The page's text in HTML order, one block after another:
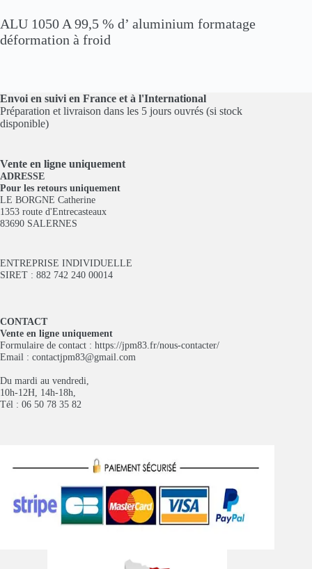
ALU 1050 A 99,5 % d’ aluminium formatage
déformation à froid
Envoi en suivi en France et à l'International
Préparation et livraison dans les 5 jours ouvrés (si stock
disponible)
Vente en ligne uniquement
ADRESSE
Pour les retours uniquement
LE BORGNE Catherine
1353 route d'Entrecasteaux
83690 SALERNES
ENTREPRISE INDIVIDUELLE
SIRET : 882 742 240 00014
CONTACT
Vente en ligne uniquement
Formulaire de contact : https://jpm83.fr/nous-contacter/
Email : contactjpm83@gmail.com
Du mardi au vendredi,
10h-12H, 14h-18h,
Tél : 06 50 78 35 82